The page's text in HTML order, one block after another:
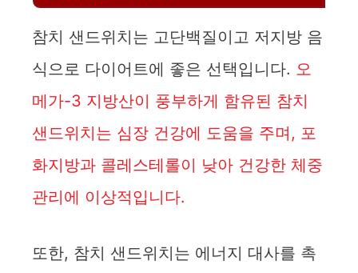
참치 샌드위치는 고단백질이고 저지방 음
식으로 다이어트에 좋은 선택입니다. 오
메가-3 지방산이 풍부하게 함유된 참치
샌드위치는 심장 건강에 도움을 주며, 포
화지방과 콜레스테롤이 낮아 건강한 체중
관리에 이상적입니다.
또한, 참치 샌드위치는 에너지 대사를 촉